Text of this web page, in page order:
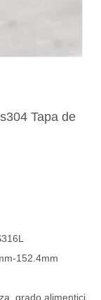
Tapa de
152.4mm
grado alimentici